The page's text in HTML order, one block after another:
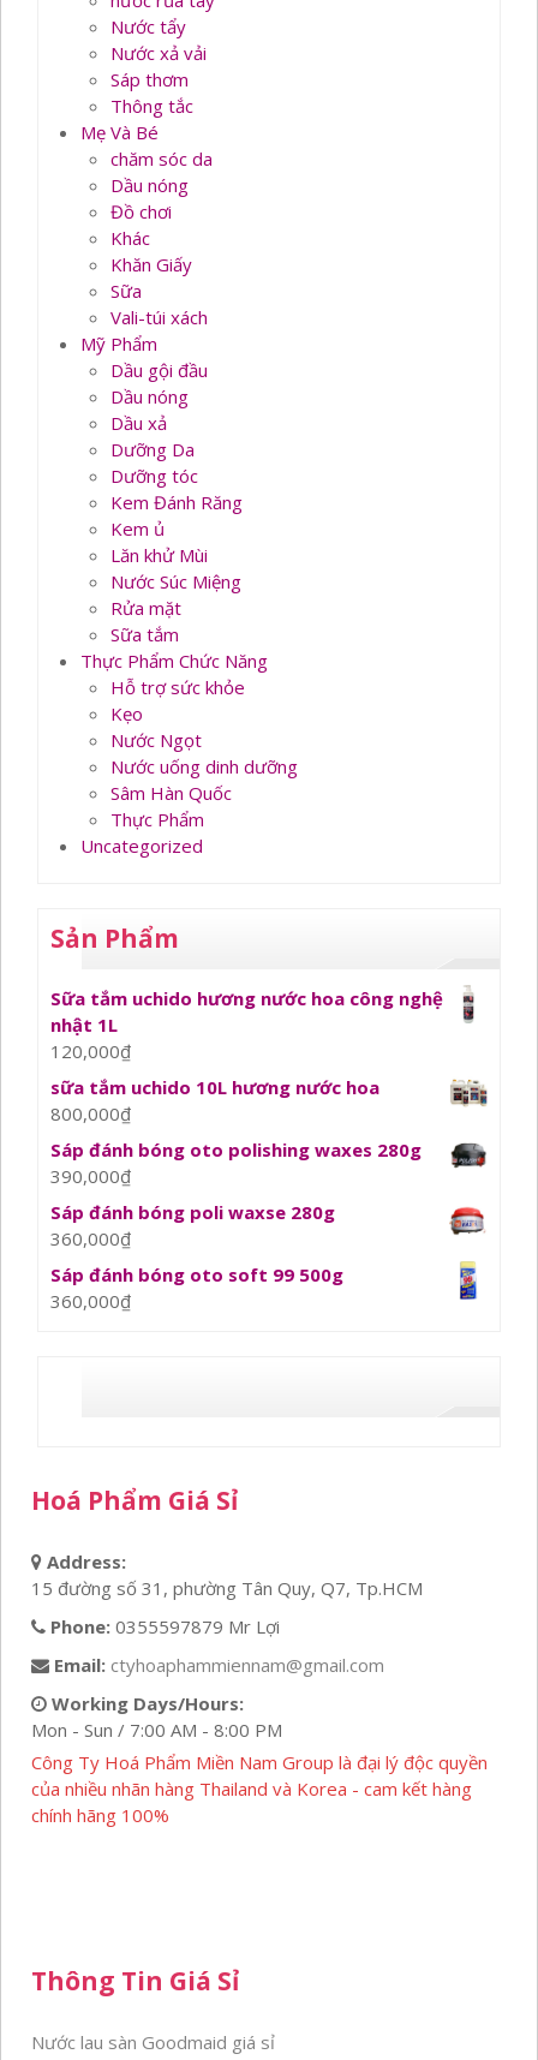
Nước tẩy
Nước xả vải
Sáp thơm
Thông tắc
Mẹ Và Bé
chăm sóc da
Dầu nóng
Đồ chơi
Khác
Khăn Giấy
Sữa
Vali-túi xách
Mỹ Phẩm
Dầu gội đầu
Dầu nóng
Dầu xả
Dưỡng Da
Dưỡng tóc
Kem Đánh Răng
Kem ủ
Lăn khử Mùi
Nước Súc Miệng
Rửa mặt
Sữa tắm
Thực Phẩm Chức Năng
Hỗ trợ sức khỏe
Kẹo
Nước Ngọt
Nước uống dinh dưỡng
Sâm Hàn Quốc
Thực Phẩm
Uncategorized
Sản Phẩm
Sữa tắm uchido hương nước hoa công nghệ
nhật 1L
120,000₫
sữa tắm uchido 10L hương nước hoa
800,000₫
Sáp đánh bóng oto polishing waxes 280g
390,000₫
Sáp đánh bóng poli waxse 280g
360,000₫
Sáp đánh bóng oto soft 99 500g
360,000₫
Hoá Phẩm Giá Sỉ
Address:
15 đường số 31, phường Tân Quy, Q7, Tp.HCM
Phone: 0355597879 Mr Lợi
Email: ctyhoaphammiennam@gmail.com
Working Days/Hours:
Mon - Sun / 7:00 AM - 8:00 PM
Công Ty Hoá Phẩm Miền Nam Group là đại lý độc quyền
của nhiều nhãn hàng Thailand và Korea - cam kết hàng
chính hãng 100%
Thông Tin Giá Sỉ
Nước lau sàn Goodmaid giá sỉ